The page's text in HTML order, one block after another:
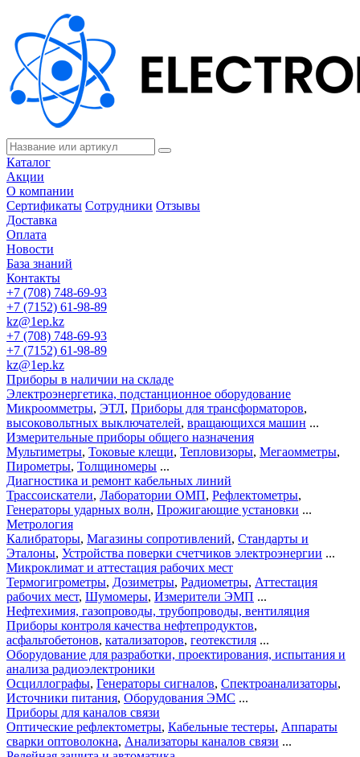
Каталог
Акции
О компании
Сертификаты Сотрудники Отзывы
Доставка
Оплата
Новости
База знаний
Контакты
+7 (708) 748-69-93
+7 (7152) 61-98-89
kz@1ep.kz
+7 (708) 748-69-93
+7 (7152) 61-98-89
kz@1ep.kz
Приборы в наличии на складе
Электроэнергетика, подстанционное оборудование
Микроомметры, ЭТЛ, Приборы для трансформаторов,
высоковольтных выключателей, вращающихся машин ...
Измерительные приборы общего назначения
Мультиметры, Токовые клещи, Тепловизоры, Мегаомметры,
Пирометры, Толщиномеры ...
Диагностика и ремонт кабельных линий
Трассоискатели, Лаборатории ОМП, Рефлектометры,
Генераторы ударных волн, Прожигающие установки ...
Метрология
Калибраторы, Магазины сопротивлений, Стандарты и
Эталоны, Устройства поверки счетчиков электроэнергии ...
Микроклимат и аттестация рабочих мест
Термогигрометры, Дозиметры, Радиометры, Аттестация
рабочих мест, Шумомеры, Измерители ЭМП ...
Нефтехимия, газопроводы, трубопроводы, вентиляция
Приборы контроля качества нефтепродуктов,
асфальтобетонов, катализаторов, геотекстиля ...
Оборудование для разработки, проектирования, испытания и
анализа радиоэлектроники
Осциллографы, Генераторы сигналов, Спектроанализаторы,
Источники питания, Оборудования ЭМС ...
Приборы для каналов связи
Оптические рефлектометры, Кабельные тестеры, Аппараты
сварки оптоволокна, Анализаторы каналов связи ...